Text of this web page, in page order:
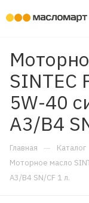
SINTEC
5W-40
A3/B4
Главная — Каталог
Моторное масло
A3/B4 SN/CF 1 л.